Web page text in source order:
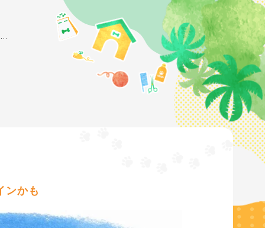
本日のセミナー：皮膚の「乾燥」、実は始まりのサインかも
ンかも